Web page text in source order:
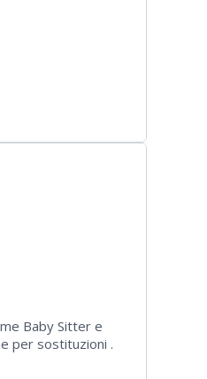
Baby Sitter e
per sostituzioni .